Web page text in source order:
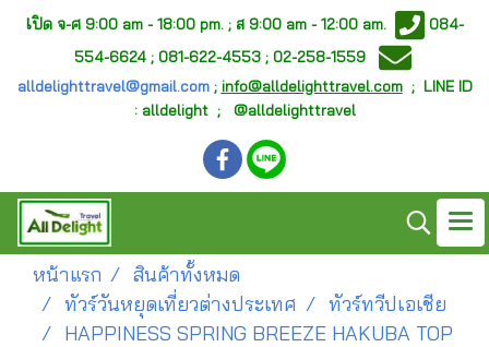
เปิด จ-ศ 9:00 am - 18:00 pm. ; ส 9:00 am - 12:00 am.
084-
554-6624 ; 081-622-4553 ; 02-258-1559
alldelighttravel@gmail.com; info@alldelighttravel.com; LINE ID
: alldelight ; @alldelighttravel
หน้าแรก
สินค้าทั้งหมด
ทัวร์วันหยุดเที่ยวต่างประเทศ
ทัวร์ทวีปเอเชีย
HAPPINESS SPRING BREEZE HAKUBA TOP